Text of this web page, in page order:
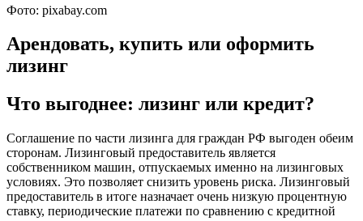
Фото: pixabay.com
Арендовать, купить или оформить
лизинг
Что выгоднее: лизинг или кредит?
Соглашение по части лизинга для граждан РФ выгоден обеим
сторонам. Лизинговый предоставитель является
собственником машин, отпускаемых именно на лизинговых
условиях. Это позволяет снизить уровень риска. Лизинговый
предоставитель в итоге назначает очень низкую процентную
ставку, периодические платежи по сравнению с кредитной